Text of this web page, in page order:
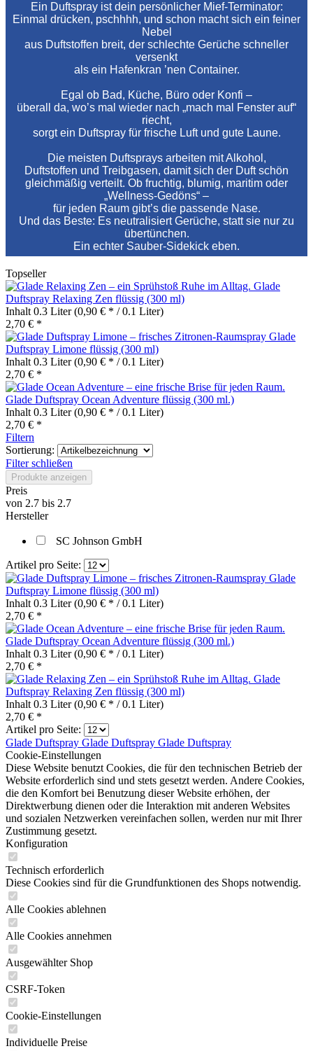
Ein Duftspray ist dein persönlicher Mief‑Terminator:
Einmal drücken, pschhhh, und schon macht sich ein feiner
Nebel
aus Duftstoffen breit, der schlechte Gerüche schneller
versenkt
als ein Hafenkran ’nen Container.
Egal ob Bad, Küche, Büro oder Konfi –
überall da, wo’s mal wieder nach „mach mal Fenster auf“
riecht,
sorgt ein Duftspray für frische Luft und gute Laune.
Die meisten Duftsprays arbeiten mit Alkohol,
Duftstoffen und Treibgasen, damit sich der Duft schön
gleichmäßig verteilt. Ob fruchtig, blumig, maritim oder
„Wellness‑Gedöns“ –
für jeden Raum gibt’s die passende Nase.
Und das Beste: Es neutralisiert Gerüche, statt sie nur zu
übertünchen.
Ein echter Sauber‑Sidekick eben.
Topseller
Glade
Duftspray Relaxing Zen flüssig (300 ml)
Inhalt 0.3 Liter(0,90 € * / 0.1 Liter)
2,70 € *
Glade
Duftspray Limone flüssig (300 ml)
Inhalt 0.3 Liter(0,90 € * / 0.1 Liter)
2,70 € *
Glade Duftspray Ocean Adventure flüssig (300 ml.)
Inhalt 0.3 Liter(0,90 € * / 0.1 Liter)
2,70 € *
Filtern
Sortierung:
Filter schließen
Produkte anzeigen
Preis
von 2.7 bis 2.7
Hersteller
SC Johnson GmbH
Artikel pro Seite:
Glade
Duftspray Limone flüssig (300 ml)
Inhalt 0.3 Liter(0,90 € * / 0.1 Liter)
2,70 € *
Glade Duftspray Ocean Adventure flüssig (300 ml.)
Inhalt 0.3 Liter(0,90 € * / 0.1 Liter)
2,70 € *
Glade
Duftspray Relaxing Zen flüssig (300 ml)
Inhalt 0.3 Liter(0,90 € * / 0.1 Liter)
2,70 € *
Artikel pro Seite:
Glade Duftspray Glade Duftspray Glade Duftspray
Cookie-Einstellungen
Diese Website benutzt Cookies, die für den technischen Betrieb der
Website erforderlich sind und stets gesetzt werden. Andere Cookies,
die den Komfort bei Benutzung dieser Website erhöhen, der
Direktwerbung dienen oder die Interaktion mit anderen Websites
und sozialen Netzwerken vereinfachen sollen, werden nur mit Ihrer
Zustimmung gesetzt.
Konfiguration
Technisch erforderlich
Diese Cookies sind für die Grundfunktionen des Shops notwendig.
Alle Cookies ablehnen
Alle Cookies annehmen
Ausgewählter Shop
CSRF-Token
Cookie-Einstellungen
Individuelle Preise